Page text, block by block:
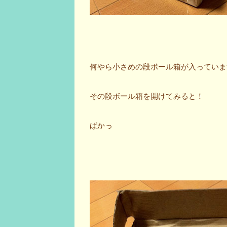
何やら小さめの段ボール箱が入ってい
その段ボール箱を開けてみると！
ぱかっ